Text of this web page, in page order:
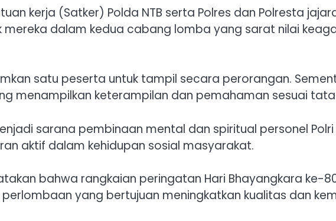
kerja (Satker) Polda NTB serta Polres dan Polresta
dalam kedua cabang lomba yang sarat nilai
satu peserta untuk tampil secara perorangan.
menampilkan keterampilan dan pemahaman sesuai
sarana pembinaan mental dan spiritual personel
aktif dalam kehidupan sosial masyarakat.
bahwa rangkaian peringatan Hari Bhayangkara ke-
yang bertujuan meningkatkan kualitas dan